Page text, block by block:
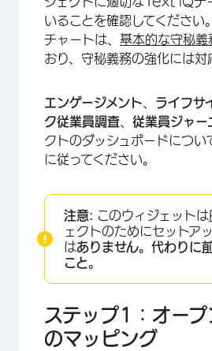
いることを確認してくださ
チャートは、 基本的な守秘義
おり、守秘義務の強化には対
エンゲージメント ライフサ
ク従業員調査
従業員ジャー
クトのダッシュボードについ
に従ってください。
注意: このウィジェットは
ェクトのためにセットア
はありません。代わりに
こと。
ステップ1：オープ
のマッピング